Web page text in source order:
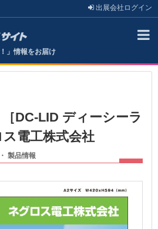
出展会社 ログイン
」情報をお届け
［DC-LID ディーシーラ
電工株式会社
・製品情報